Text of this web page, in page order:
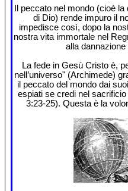
Il peccato nel mondo (cioè
di Dio) rende impuro il
impedisce così, dopo la
nostra vita immortale nel
alla
La fede in Gesù Cristo è,
nell’universo" (Archimede)
il peccato del mondo dai
espiati se credi nel
3:23-25). Questa è la